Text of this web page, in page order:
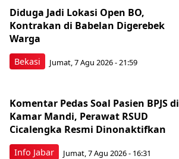
Bekasi
Diduga Jadi Lokasi Open BO,
Kontrakan di Babelan Digerebek
Warga
Jumat, 7 Agu 2026 - 21:59
Info Jabar
Komentar Pedas Soal Pasien BPJS di
Kamar Mandi, Perawat RSUD
Cicalengka Resmi Dinonaktifkan
Jumat, 7 Agu 2026 - 16:31